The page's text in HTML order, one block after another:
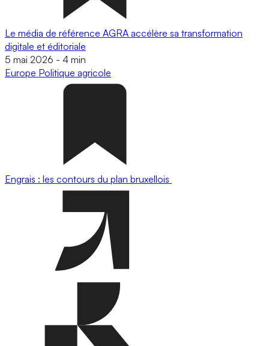
Le média de référence AGRA accélère sa transformation
digitale et éditoriale
5 mai 2026 - 4 min
Europe Politique agricole
Engrais : les contours du plan bruxellois